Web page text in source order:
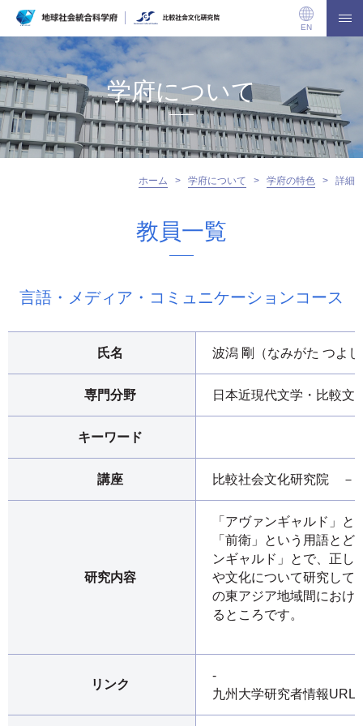
EN
学府について
ホーム > 学府について > 学府の特色 > 詳細
教員一覧
言語・メディア・コミュニケーションコース
氏名 波潟 剛（なみがた つよ
専門分野 日本近現代文学・比較文
キーワード
講座 比較社会文化研究院
研究内容
「アヴァンギャルド」
「前衛」という用語と
ンギャルド」とで、正し
や文化について研究して
の東アジア地域間におけ
るところです。
リンク
-
九州大学研究者情報URL